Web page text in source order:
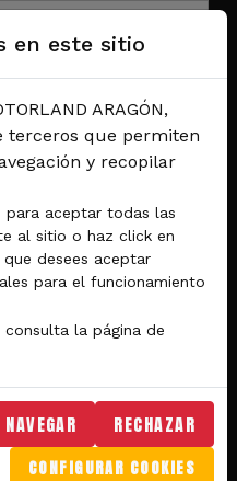
en MotorLand con más de 10
España
en
más de 10
en pista
en este sitio
ARAGÓN,
terceros que permiten
y recopilar
para aceptar todas las
al sitio o haz click en
desees aceptar
para el funcionamiento
la página de
RECHAZAR
CONFIGURAR COOKIES